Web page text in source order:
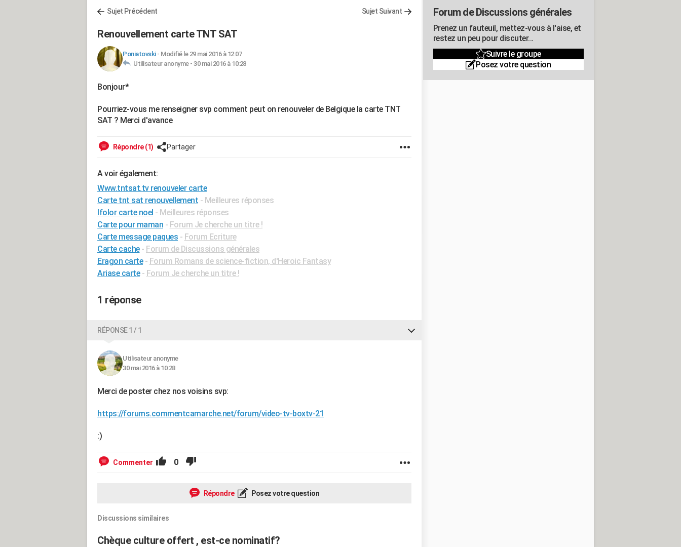
Sujet Précédent Sujet Suivant
Renouvellement carte TNT SAT
Poniatovski- Modifié le 29 mai 2016 à 12:07
Utilisateur anonyme - 30 mai 2016 à 10:28
Bonjour*
Pourriez-vous me renseigner svp comment peut on renouveler de Belgique la carte TNT
SAT ? Merci d'avance
Répondre (1) Partager
A voir également:
Www.tntsat.tv renouveler carte
Carte tnt sat renouvellement - Meilleures réponses
Ifolor carte noel - Meilleures réponses
Carte pour maman - Forum Je cherche un titre !
Carte message paques - Forum Ecriture
Carte cache - Forum de Discussions générales
Eragon carte - Forum Romans de science-fiction, d'Heroic Fantasy
Ariase carte - Forum Je cherche un titre !
1 réponse
RÉPONSE 1 / 1
Utilisateur anonyme
30 mai 2016 à 10:28
Merci de poster chez nos voisins svp:
https://forums.commentcamarche.net/forum/video-tv-boxtv-21
:)
Commenter 0
Répondre Posez votre question
Discussions similaires
Chèque culture offert , est-ce nominatif?
Forum de Discussions générales
Prenez un fauteuil, mettez-vous à l'aise, et
restez un peu pour discuter...
Suivre le groupe
Posez votre question